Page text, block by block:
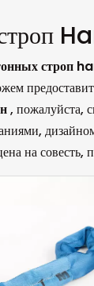
строп
, пожалуйста,
на совесть,